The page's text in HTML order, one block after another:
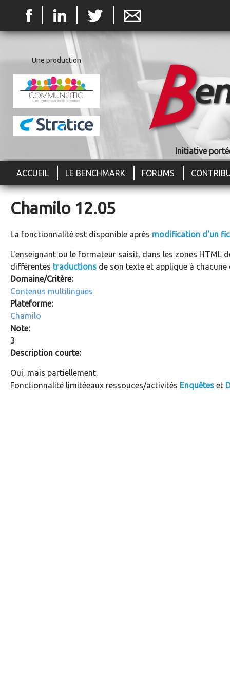
Initiative
Une production
ACCUEIL LE BENCHMARK FORUMS
Chamilo 12.05
La fonctionnalité est disponible après modification d'un
L'enseignant ou le formateur saisit, dans les zones HTML
différentes traductions de son texte et applique à
Domaine/Critère:
Contenus multilingues
Plateforme:
Chamilo
Note:
3
Description courte:
Oui, mais partiellement.
Fonctionnalité limitéeaux ressouces/activités Enquêtes et